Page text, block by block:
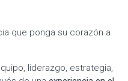
que ponga su corazón a
liderazgo, estrategia,